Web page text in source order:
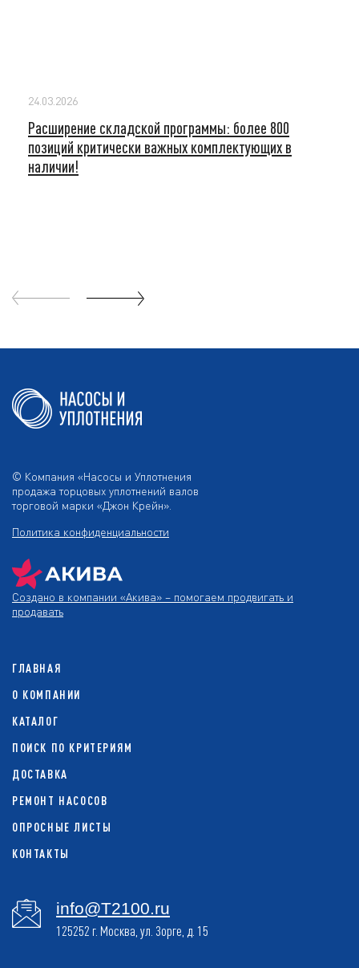
24.03.2026
Расширение складской программы: более 800
позиций критически важных комплектующих в
наличии!
© Компания «Насосы и Уплотнения
продажа торцовых уплотнений валов
торговой марки «Джон Крейн».
Политика конфиденциальности
Создано в компании «Акива» – помогаем продвигать и
продавать
ГЛАВНАЯ
О КОМПАНИИ
КАТАЛОГ
ПОИСК ПО КРИТЕРИЯМ
ДОСТАВКА
РЕМОНТ НАСОСОВ
ОПРОСНЫЕ ЛИСТЫ
КОНТАКТЫ
info@T2100.ru
125252 г. Москва, ул. Зорге, д. 15